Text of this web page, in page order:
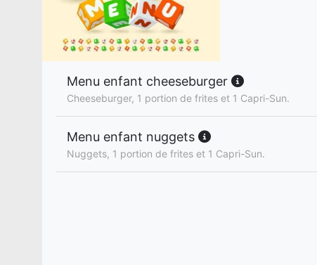
Menu enfant cheeseburger
Cheeseburger, 1 portion de frites et 1 Capri-Sun.
Menu enfant nuggets
Nuggets, 1 portion de frites et 1 Capri-Sun.